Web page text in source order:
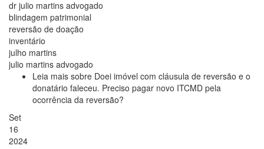
dr julio martins advogado
blindagem patrimonial
reversão de doação
inventário
julho martins
julio martins advogado
Leia mais sobre Doei imóvel com cláusula de reversão e o
donatário faleceu. Preciso pagar novo ITCMD pela
ocorrência da reversão?
Set
16
2024